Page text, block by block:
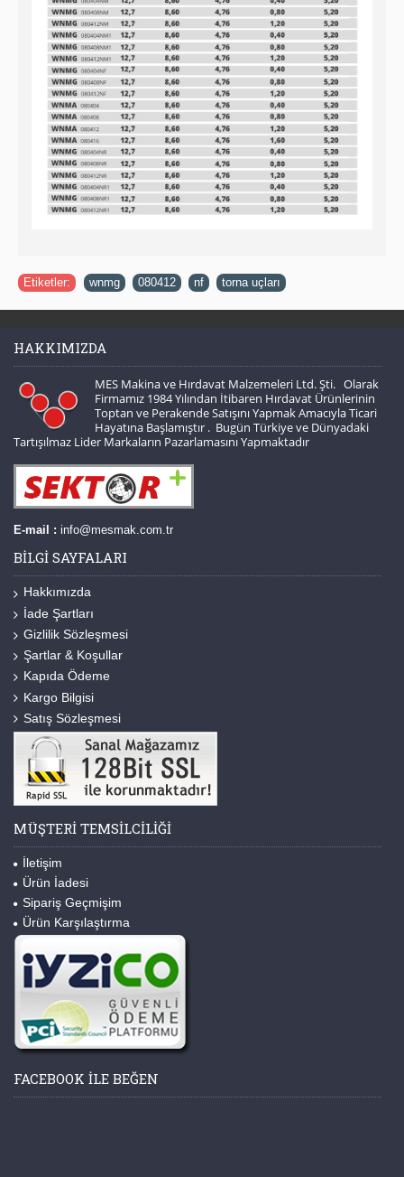
Etiketler: wnmg 080412 nf torna uçları
HAKKIMIZDA
MES Makina ve Hırdavat Malzemeleri Ltd. Şti. Olarak
Firmamız 1984 Yılından İtibaren Hırdavat Ürünlerinin
Toptan ve Perakende Satışını Yapmak Amacıyla Ticari
Hayatına Başlamıştır . Bugün Türkiye ve Dünyadaki
Tartışılmaz Lider Markaların Pazarlamasını Yapmaktadır
E-mail : info@mesmak.com.tr
BILGI SAYFALARI
Hakkımızda
İade Şartları
Gizlilik Sözleşmesi
Şartlar & Koşullar
Kapıda Ödeme
Kargo Bilgisi
Satış Sözleşmesi
MÜŞTERI TEMSILCILIĞI
İletişim
Ürün İadesi
Sipariş Geçmişim
Ürün Karşılaştırma
FACEBOOK ILE BEĞEN